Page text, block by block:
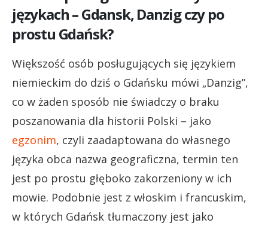
językach – Gdansk, Danzig czy po
prostu Gdańsk?
Większość osób posługujących się językiem
niemieckim do dziś o Gdańsku mówi „Danzig”,
co w żaden sposób nie świadczy o braku
poszanowania dla historii Polski – jako
egzonim, czyli zaadaptowana do własnego
języka obca nazwa geograficzna, termin ten
jest po prostu głęboko zakorzeniony w ich
mowie. Podobnie jest z włoskim i francuskim,
w których Gdańsk tłumaczony jest jako